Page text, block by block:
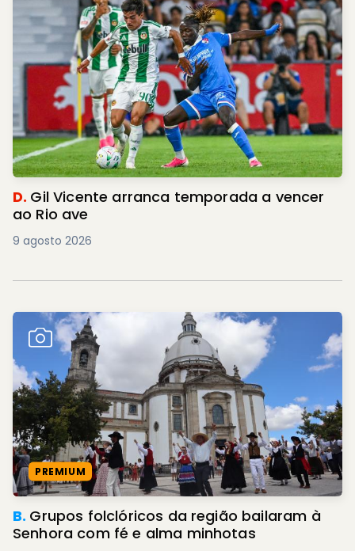
D. Gil Vicente arranca temporada a vencer
ao Rio ave
9 agosto 2026
PREMIUM
B. Grupos folclóricos da região bailaram à
Senhora com fé e alma minhotas